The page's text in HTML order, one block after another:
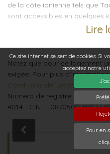
Ce site internet se sert de cookies. Si
acceptez notre
Pour en
de la côte ionienne tels que
sont accessibles en quelques
Rez-de-chaussée : entrée,
cheminée (décorative),
chambre avec un lit français, 1
avec douche, 1 salle de bain
Premier étage : 1 chambre
baignoire et douche.
Terrasses, jardin, piscine,
Lire
Notez que pour ce logement
exigée. Pour plus
Conditions de Location
Numero de registre oficiel de
4014 - CIN: